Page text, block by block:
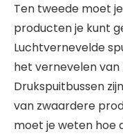
Ten tweede moet
producten je kunt
Luchtvernevelde
het vernevelen
Drukspuitbussen
van zwaardere
moet je weten hoe